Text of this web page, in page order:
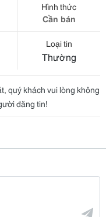
Hình thức
Cần bán
Loại tin
Thường
quý khách vui lòng không
đăng tin!